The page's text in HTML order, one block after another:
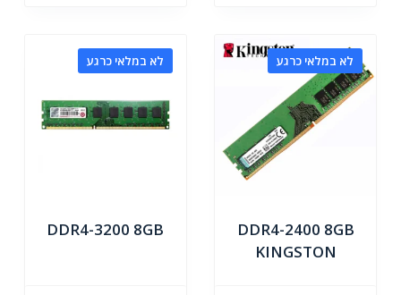
לא במלאי כרגע
DDR4-2400 8GB
KINGSTON
לא במלאי כרגע
DDR4-3200 8GB